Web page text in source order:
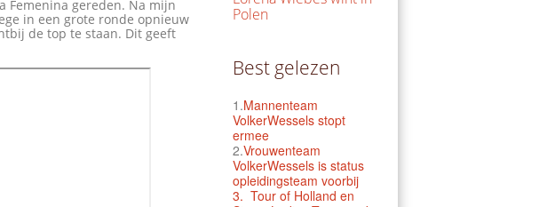
Femenina gereden. Na mijn
in een grote ronde opnieuw
de top te staan. Dit geeft
Polen
Best gelezen
1.Mannenteam
VolkerWessels stopt
ermee
2.Vrouwenteam
VolkerWessels is status
opleidingsteam voorbij
3. Tour of Holland en